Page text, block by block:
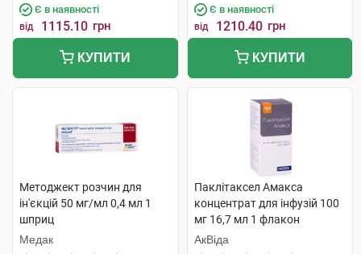
Є в наявності
від 1115.10 грн
КУПИТИ
Є в наявності
від 1210.40 грн
КУПИТИ
Методжект розчин для
ін'єкцій 50 мг/мл 0,4 мл 1
шприц
Медак
Паклітаксел Амакса
концентрат для інфузій 100
мг 16,7 мл 1 флакон
АкВіда